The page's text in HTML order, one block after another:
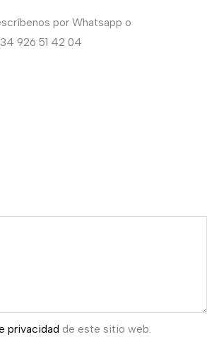
por Whatsapp o
926 51 42 04
privacidad de este sitio web.